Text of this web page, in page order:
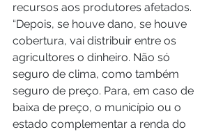
recursos aos produtores afetados.
“Depois, se houve dano, se houve
cobertura, vai distribuir entre os
agricultores o dinheiro. Não só
seguro de clima, como também
seguro de preço. Para, em caso de
baixa de preço, o município ou o
estado complementar a renda do